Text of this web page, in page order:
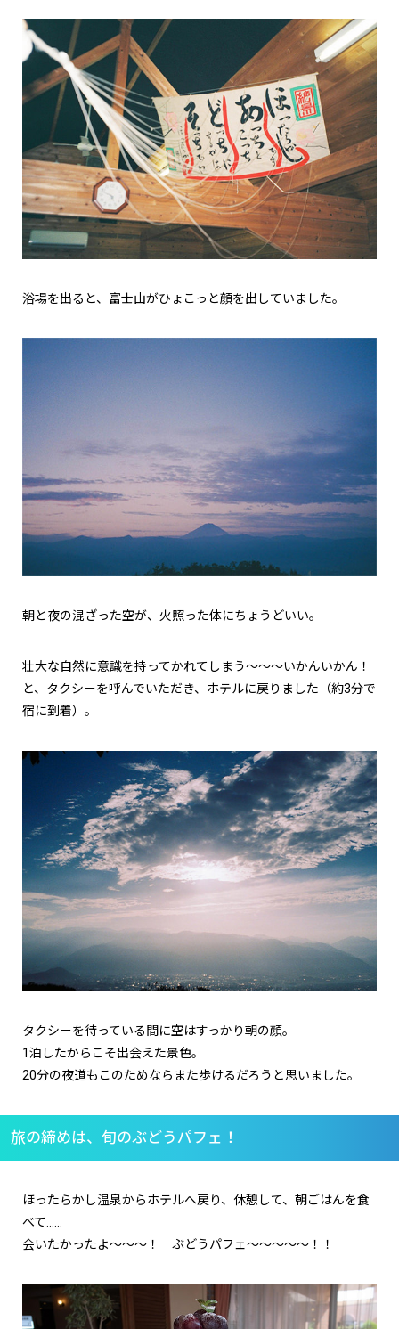
浴場を出ると、富士山がひょこっと顔を出していました。
朝と夜の混ざった空が、火照った体にちょうどいい。
壮大な自然に意識を持ってかれてしまう～～～いかんいかん！
と、タクシーを呼んでいただき、ホテルに戻りました（約3分で
宿に到着）。
タクシーを待っている間に空はすっかり朝の顔。
1泊したからこそ出会えた景色。
20分の夜道もこのためならまた歩けるだろうと思いました。
旅の締めは、旬のぶどうパフェ！
ほったらかし温泉からホテルへ戻り、休憩して、朝ごはんを食
べて……
会いたかったよ～～～！ ぶどうパフェ～～～～～！！